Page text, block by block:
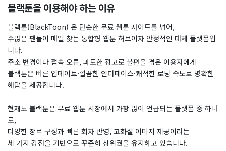
블랙툰을 이용해야 하는 이유
블랙툰(BlackToon) 은 단순한 무료 웹툰 사이트를 넘어,
수많은 팬들이 매일 찾는 통합형 웹툰 허브이자 안정적인 대체 플랫폼입
니다.
주소 변경이나 접속 오류, 과도한 광고로 불편을 겪은 이용자에게
블랙툰은 빠른 업데이트·깔끔한 인터페이스·쾌적한 로딩 속도로 명확한
해답을 제공합니다.
현재도 블랙툰은 무료 웹툰 시장에서 가장 많이 언급되는 플랫폼 중 하나
로,
다양한 장르 구성과 빠른 회차 반영, 고화질 이미지 제공이라는
세 가지 강점을 기반으로 꾸준히 상위권을 유지하고 있습니다.